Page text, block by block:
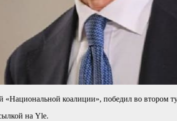
«Национальной коалиции», победил во втором
на Yle.